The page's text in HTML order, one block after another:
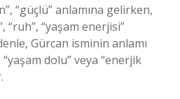
“güçlü” anlamına gelirken,
“ruh”, “yaşam enerjisi”
Gürcan isminin anlamı
dolu” veya “enerjik